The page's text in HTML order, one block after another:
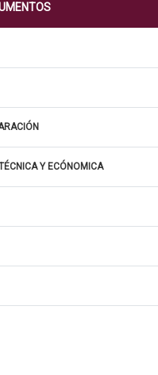
Y ECÓNOMICA